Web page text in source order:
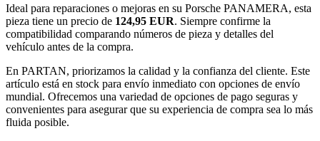
Ideal para reparaciones o mejoras en su Porsche PANAMERA, esta
pieza tiene un precio de 124,95 EUR. Siempre confirme la
compatibilidad comparando números de pieza y detalles del
vehículo antes de la compra.
En PARTAN, priorizamos la calidad y la confianza del cliente. Este
artículo está en stock para envío inmediato con opciones de envío
mundial. Ofrecemos una variedad de opciones de pago seguras y
convenientes para asegurar que su experiencia de compra sea lo más
fluida posible.